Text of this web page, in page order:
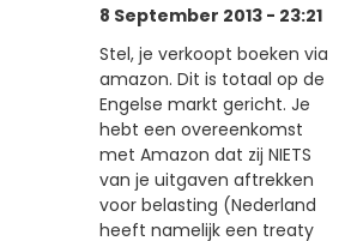
8 September 2013 - 23:21
Stel, je verkoopt boeken via
amazon. Dit is totaal op de
Engelse markt gericht. Je
hebt een overeenkomst
met Amazon dat zij NIETS
van je uitgaven aftrekken
voor belasting (Nederland
heeft namelijk een treaty